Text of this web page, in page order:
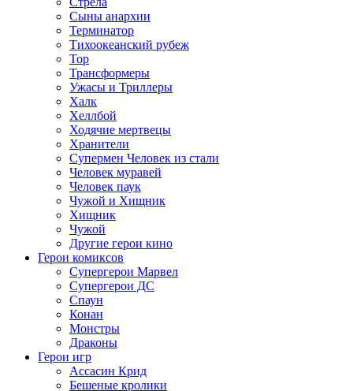
Сыны анархии
Терминатор
Тихоокеанский рубеж
Тор
Трансформеры
Ужасы и Триллеры
Халк
Хеллбой
Ходячие мертвецы
Хранители
Супермен Человек из стали
Человек муравей
Человек паук
Чужой и Хищник
Хищник
Чужой
Другие герои кино
Герои комиксов
Супергерои Марвел
Супергерои ДС
Спаун
Конан
Монстры
Драконы
Герои игр
Ассасин Крид
Бешеные кролики